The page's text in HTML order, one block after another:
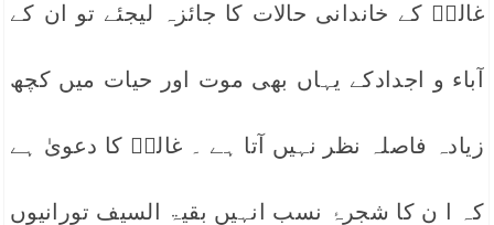
غالبؔ کے خاندانی حالات کا جائزہ لیجئے تو ان کے
آباء و اجدادکے یہاں بھی موت اور حیات میں کچھ
زیادہ فاصلہ نظر نہیں آتا ہے ۔ غالبؔ کا دعویٰ ہے
کہ ا ن کا شجرۂ نسب انہیں بقیۃ السیف تورانیوں